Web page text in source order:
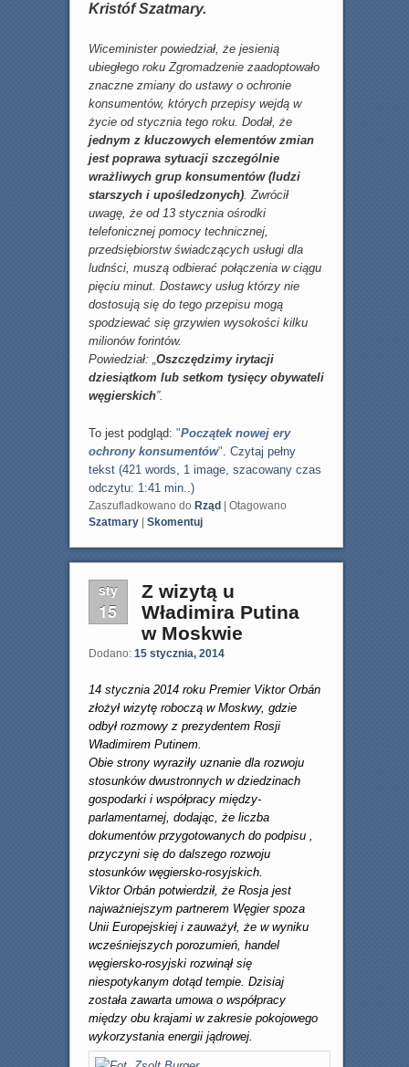
Kristóf Szatmary.
Wiceminister powiedział, że jesienią
ubiegłego roku Zgromadzenie zaadoptowało
znaczne zmiany do ustawy o ochronie
konsumentów, których przepisy wejdą w
życie od stycznia tego roku. Dodał, że
jednym z kluczowych elementów zmian
jest poprawa sytuacji szczególnie
wrażliwych grup konsumentów (ludzi
starszych i upośledzonych). Zwrócił
uwagę, że od 13 stycznia ośrodki
telefonicznej pomocy technicznej,
przedsiębiorstw świadczących usługi dla
ludnści, muszą odbierać połączenia w ciągu
pięciu minut. Dostawcy usług którzy nie
dostosują się do tego przepisu mogą
spodziewać się grzywien wysokości kilku
milionów forintów.
Powiedział: „ Oszczędzimy irytacji
dziesiątkom lub setkom tysięcy obywateli
węgierskich”.
To jest podgląd: "Początek nowej ery
ochrony konsumentów" Czytaj pełny
tekst (421 words, 1 image, szacowany czas
odczytu: 1:41 min..)
Zaszufladkowano do Rząd | Otagowano
Szatmary | Skomentuj
sty
15
Z wizytą u
Władimira Putina
w Moskwie
Dodano: 15 stycznia, 2014
14 stycznia 2014 roku Premier Viktor Orbán
złożył wizytę roboczą w Moskwy, gdzie
odbył rozmowy z prezydentem Rosji
Władimirem Putinem.
Obie strony wyraziły uznanie dla rozwoju
stosunków dwustronnych w dziedzinach
gospodarki i współpracy między-
parlamentarnej, dodając, że liczba
dokumentów przygotowanych do podpisu ,
przyczyni się do dalszego rozwoju
stosunków węgiersko-rosyjskich.
Viktor Orbán potwierdził, że Rosja jest
najważniejszym partnerem Węgier spoza
Unii Europejskiej i zauważył, że w wyniku
wcześniejszych porozumień, handel
węgiersko-rosyjski rozwinął się
niespotykanym dotąd tempie. Dzisiaj
została zawarta umowa o współpracy
między obu krajami w zakresie pokojowego
wykorzystania energii jądrowej.